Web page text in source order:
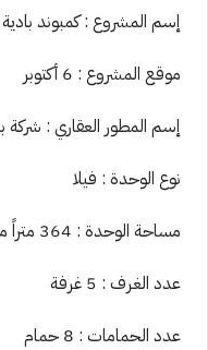
إسم المشروع : كمبوند بادية
موقع المشروع : 6 أكتوبر
إسم المطور العقاري : شركة
نوع الوحدة : فيلا
مساحة الوحدة : 364 متراً مربعاً
عدد الغرف : 5 غرفة
عدد الحمامات : 8 حمام